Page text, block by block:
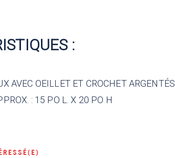
:
AVEC OEILLET ET CROCHET ARGENTÉS
: 15 PO L. X 20 PO H